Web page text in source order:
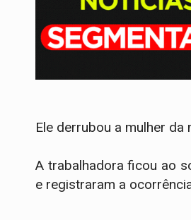
Ele derrubou a mulher
A trabalhadora ficou ao
e registraram a